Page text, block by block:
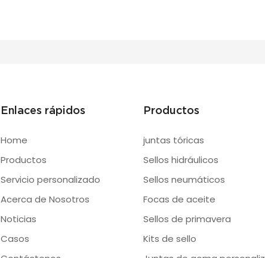
Enlaces rápidos
Home
Productos
Servicio personalizado
Acerca de Nosotros
Noticias
Casos
Productos
juntas tóricas
Sellos hidráulicos
Sellos neumáticos
Focas de aceite
Sellos de primavera
Kits de sello